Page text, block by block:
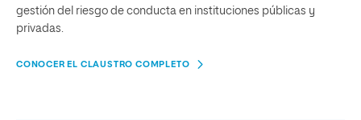
gestión del riesgo de conducta en instituciones públicas y
privadas.
CONOCER EL CLAUSTRO COMPLETO